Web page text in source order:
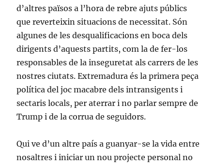
d’altres països a l’hora de rebre ajuts públics
que reverteixin situacions de necessitat. Són
algunes de les desqualificacions en boca dels
dirigents d’aquests partits, com la de fer-los
responsables de la inseguretat als carrers de les
nostres ciutats. Extremadura és la primera peça
política del joc macabre dels intransigents i
sectaris locals, per aterrar i no parlar sempre de
Trump i de la corrua de seguidors.
Qui ve d’un altre país a guanyar-se la vida entre
nosaltres i iniciar un nou projecte personal no